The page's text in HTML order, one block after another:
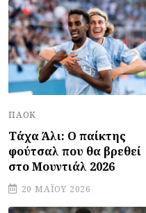
ΠΑΟΚ
Τάχα Άλι: Ο παίκτης
φούτσαλ που θα βρεθεί
στο Μουντιάλ 2026
20 ΜΑΪ́ΟΥ 2026